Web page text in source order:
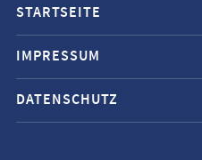
Navigation
und
Social
Media
Kontakte
STARTSEITE
IMPRESSUM
DATENSCHUTZ